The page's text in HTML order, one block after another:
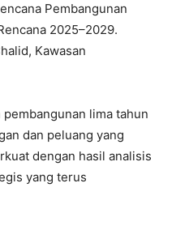
Pembangunan
2025–2029.
Kawasan
lima tahun
dan peluang yang
dengan hasil analisis
yang terus